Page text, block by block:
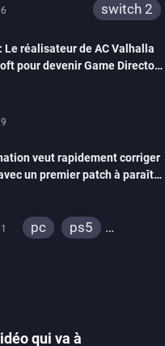
switch 2
: Le réalisateur de AC Valhalla
pour devenir Game Director
veut rapidement corriger
un premier patch à paraître
pc
ps5
qui va à